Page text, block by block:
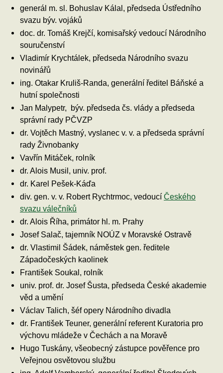
generál m. sl. Bohuslav Kálal, předseda Ústředního
svazu býv. vojáků
doc. dr. Tomáš Krejčí, komisařský vedoucí Národního
souručenství
Vladimír Krychtálek, předseda Národního svazu
novinářů
ing. Otakar Kruliš-Randa, generální ředitel Báňské a
hutní společnosti
Jan Malypetr, býv. předseda čs. vlády a předseda
správní rady PČVZP
dr. Vojtěch Mastný, vyslanec v. v. a předseda správní
rady Živnobanky
Vavřín Mitáček, rolník
dr. Alois Musil, univ. prof.
dr. Karel Pešek-Káďa
div. gen. v. v. Robert Rychtrmoc, vedoucíČeského
svazu válečníků
dr. Alois Říha, primátor hl. m. Prahy
Josef Salač, tajemník NOÚZ v Moravské Ostravě
dr. Vlastimil Šádek, náměstek gen. ředitele
Západočeských kaolinek
František Soukal, rolník
univ. prof. dr. Josef Šusta, předseda České akademie
věd a umění
Václav Talich, šéf opery Národního divadla
dr. František Teuner, generální referent Kuratoria pro
výchovu mládeže v Čechách a na Moravě
Hugo Tuskány, všeobecný zástupce pověřence pro
Veřejnou osvětovou službu